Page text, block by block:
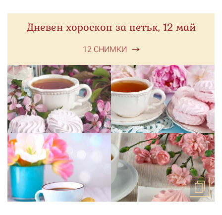
Дневен хороскоп за петък, 12 май
12 СНИМКИ